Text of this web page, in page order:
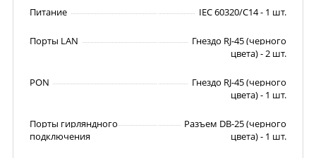
Питание IEC 60320/C14 - 1 шт.
Порты LAN
Гнездо RJ-45 (черного
цвета) - 2 шт.
PON
Гнездо RJ-45 (черного
цвета) - 1 шт.
Порты гирляндного
подключения
Разъем DB-25 (черного
цвета) - 1 шт.